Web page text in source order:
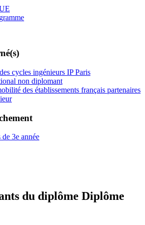
cycles ingénieurs IP Paris
non diplomant
des établissements français partenaires
3e année
du diplôme Diplôme